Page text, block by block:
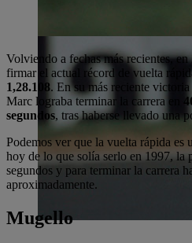
Volviendo a fechas más recientes,
firmar el actual récord de vuelta
1,28.108. En su más reciente
Marc lograba terminar la carrera en
segundos, tras haberse llevado una
Podemos ver que la vuelta rápida es
hoy de lo que solía serlo en 1997, la
segundos y para terminar la carrera
aproximadamente.
Mugello